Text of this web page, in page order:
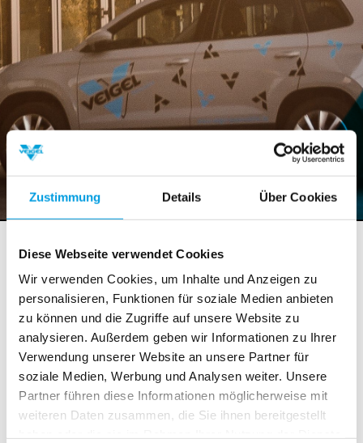
Zustimmung Details Über Cookies
Diese Webseite verwendet Cookies
Wir verwenden Cookies, um Inhalte und Anzeigen zu
personalisieren, Funktionen für soziale Medien anbieten
zu können und die Zugriffe auf unsere Website zu
analysieren. Außerdem geben wir Informationen zu Ihrer
Verwendung unserer Website an unsere Partner für
soziale Medien, Werbung und Analysen weiter. Unsere
Partner führen diese Informationen möglicherweise mit
weiteren Daten zusammen, die Sie ihnen bereitgestellt
Neuigkeiten
Das etwas andere Fahrschulfahrzeug
12. Dezember 2016: …alles bleibt anders…hier bei
uns im Hause Veigel Automotive. Das letzte Jahr
brachte viele Überraschungen und Veränderungen bei
uns im HQ. Daher war es für uns auch keine große
Überraschung, als unsere Freunde von Bill Plant Ltd